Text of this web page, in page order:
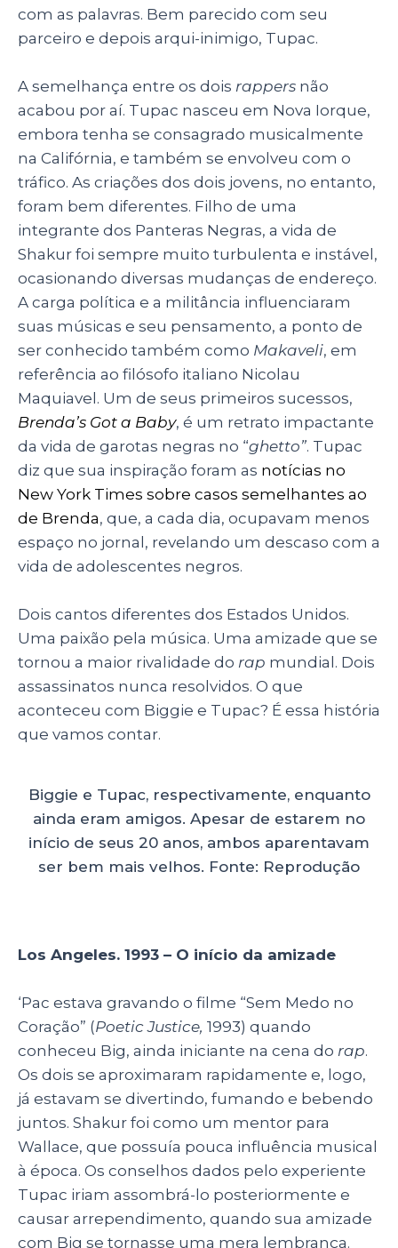
com as palavras. Bem parecido com seu
parceiro e depois arqui-inimigo, Tupac.
A semelhança entre os dois rappers não
acabou por aí. Tupac nasceu em Nova Iorque,
embora tenha se consagrado musicalmente
na Califórnia, e também se envolveu com o
tráfico. As criações dos dois jovens, no entanto,
foram bem diferentes. Filho de uma
integrante dos Panteras Negras, a vida de
Shakur foi sempre muito turbulenta e instável,
ocasionando diversas mudanças de endereço.
A carga política e a militância influenciaram
suas músicas e seu pensamento, a ponto de
ser conhecido também como Makaveli, em
referência ao filósofo italiano Nicolau
Maquiavel. Um de seus primeiros sucessos,
Brenda’s Got a Baby, é um retrato impactante
da vida de garotas negras no “ghetto”. Tupac
diz que sua inspiração foram as notícias no
New York Times sobre casos semelhantes ao
de Brenda, que, a cada dia, ocupavam menos
espaço no jornal, revelando um descaso com a
vida de adolescentes negros.
Dois cantos diferentes dos Estados Unidos.
Uma paixão pela música. Uma amizade que se
tornou a maior rivalidade do rap mundial. Dois
assassinatos nunca resolvidos. O que
aconteceu com Biggie e Tupac? É essa história
que vamos contar.
Biggie e Tupac, respectivamente, enquanto
ainda eram amigos. Apesar de estarem no
início de seus 20 anos, ambos aparentavam
ser bem mais velhos. Fonte: Reprodução
Los Angeles. 1993 – O início da amizade
‘Pac estava gravando o filme “Sem Medo no
Coração” (Poetic Justice, 1993) quando
conheceu Big, ainda iniciante na cena do rap.
Os dois se aproximaram rapidamente e, logo,
já estavam se divertindo, fumando e bebendo
juntos. Shakur foi como um mentor para
Wallace, que possuía pouca influência musical
à época. Os conselhos dados pelo experiente
Tupac iriam assombrá-lo posteriormente e
causar arrependimento, quando sua amizade
com Big se tornasse uma mera lembrança.